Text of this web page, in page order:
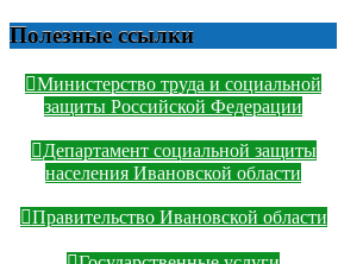
Полезные ссылки
Министерство труда и социальной
защиты Российской Федерации
Департамент социальной защиты
населения Ивановской области
Правительство Ивановской области